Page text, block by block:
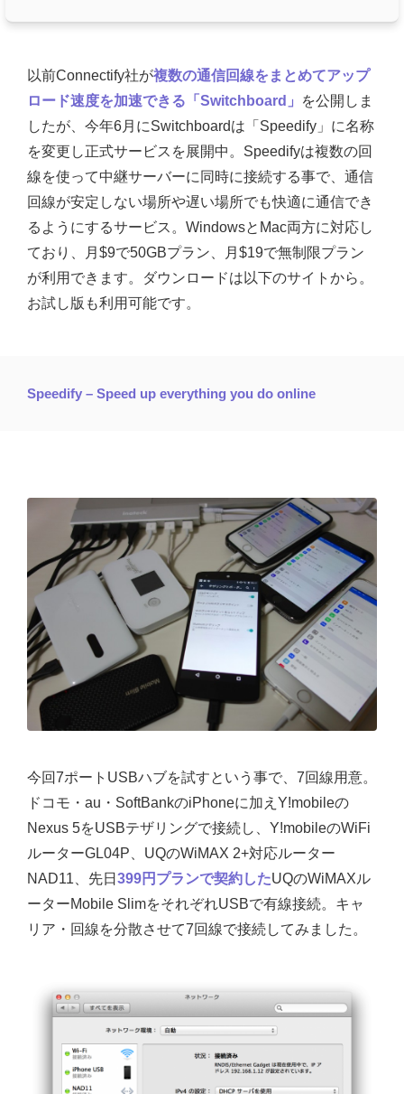
以前Connectify社が複数の通信回線をまとめてアップ
ロード速度を加速できる「Switchboard」
を公開しま
したが、今年6月にSwitchboardは「Speedify」に名称
を変更し正式サービスを展開中。Speedifyは複数の回
線を使って中継サーバーに同時に接続する事で、通信
回線が安定しない場所や遅い場所でも快適に通信でき
るようにするサービス。WindowsとMac両方に対応し
ており、月$9で50GBプラン、月$19で無制限プラン
が利用できます。ダウンロードは以下のサイトから。
お試し版も利用可能です。
Speedify – Speed up everything you do online
今回7ポートUSBハブを試すという事で、7回線用意。
ドコモ・au・SoftBankのiPhoneに加えY!mobileの
Nexus 5をUSBテザリングで接続し、Y!mobileのWiFi
ルーターGL04P、UQのWiMAX 2+対応ルーター
NAD11、先日 399円プランで契約したUQのWiMAXル
ーターMobile SlimをそれぞれUSBで有線接続。キャ
リア・回線を分散させて7回線で接続してみました。